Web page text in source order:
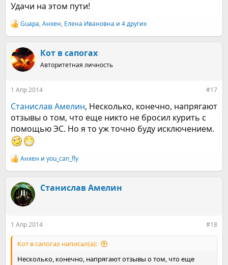
Удачи на этом пути!
Р
е
к
ц
и
Guapa,Анхен, Елена Ивановна и 4 других
Кот в сапогах
Авторитетная личность
1 Апр 2014 #17
Станислав Амелин, Несколько, конечно, напрягают
отзывы о том, что еще никто не бросил курить с
помощью ЭС. Но я то уж точно буду исключением.
Р
е
к
ц
и
Анхен и you_can_fly
Станислав Амелин
1 Апр 2014 #18
Кот в сапогах написал(а):
Несколько, конечно, напрягают отзывы о том, что еще